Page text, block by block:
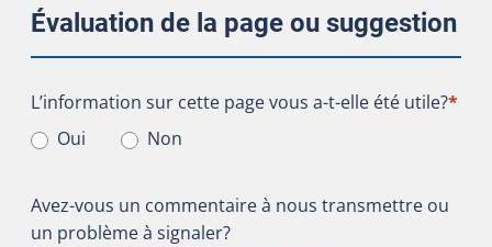
Évaluation de la page ou suggestion
L’information sur cette page vous a-t-elle été utile?
L’information sur cette page vous a-t-elle été utile?*
Oui
Non
Avez-vous un commentaire à nous transmettre ou
un problème à signaler?